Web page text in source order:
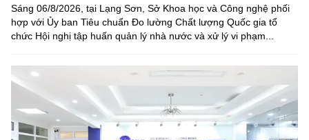
Sáng 06/8/2026, tại Lạng Sơn, Sở Khoa học và Công nghệ phối
hợp với Ủy ban Tiêu chuẩn Đo lường Chất lượng Quốc gia tổ
chức Hội nghị tập huấn quản lý nhà nước và xử lý vi phạm...